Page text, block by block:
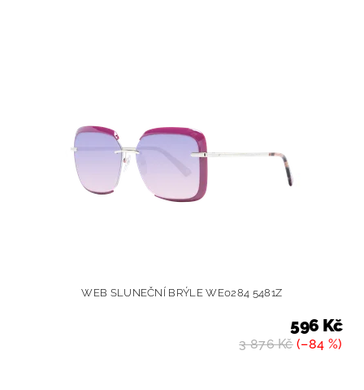
WEB SLUNEČNÍ BRÝLE WE0284 5481Z
3 876 Kč(–84 %)
596 Kč